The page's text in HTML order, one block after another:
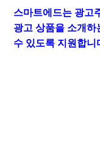
스마트에드는 광고
광고 상품을 소개
수 있도록 지원합니